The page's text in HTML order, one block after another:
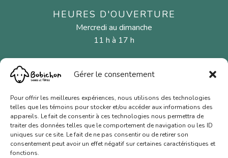
Gérer le consentement
Pour offrir les meilleures expériences, nous utilisons des technologies
telles que les témoins pour stocker et/ou accéder aux informations des
appareils. Le fait de consentir à ces technologies nous permettra de
traiter des données telles que le comportement de navigation ou les ID
uniques sur ce site. Le fait de ne pas consentir ou de retirer son
consentement peut avoir un effet négatif sur certaines caractéristiques et
fonctions.
HEURES D'OUVERTURE
Mercredi au dimanche
11 h à 17 h
MENU
Fibres naturelles
Aiguilles et crochets
Cartes-cadeaux
Nous joindre